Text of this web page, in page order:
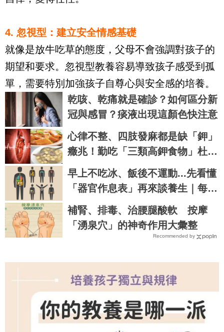
4. 忽視型：建立安全情感基礎
就像是放牛吃草的態度，父母不會強調對孩子的
期望和要求。忽視型教養容易導致孩子感受到孤
單，需要特別加強孩子自尊心與安全感的培養。
乾咳、乾痛就是確診？如何區分新
冠與感冒？痰液出現這顏色快注意
心律不整、四肢發麻都是缺「鉀」
癥兆！勤吃「三類高鉀食物」杜絕
你的「低鉀」危機｜每日健康Heal
th
早上不吃冰、飯後不運動...先看懂
「器官作息表」再來談養生｜每日
健康 Health
補腎、排毒、治腰腿酸軟 按摩
「湧泉穴」的神奇作用大彙整
Recommended by